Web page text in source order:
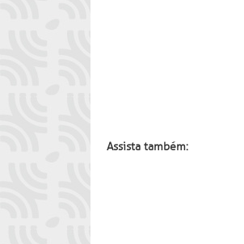
Assista também: